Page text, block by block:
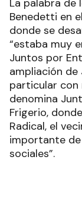
La palabra de
Benedetti en
donde se
“estaba muy
Juntos por
ampliación de
particular con
denomina
Frigerio,
Radical, el
importante
sociales”.